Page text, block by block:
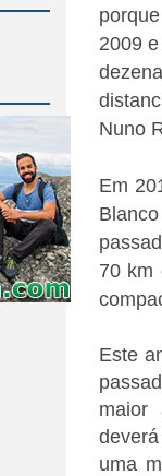
2009
Nuno
Em
70 km
Este
maior
uma